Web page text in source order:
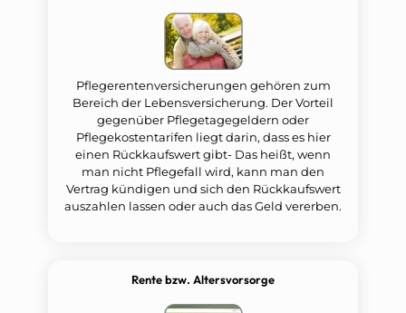
Pflegerentenversicherungen gehören zum
Bereich der Lebensversicherung. Der Vorteil
gegenüber Pflegetagegeldern oder
Pflegekostentarifen liegt darin, dass es hier
einen Rückkaufswert gibt- Das heißt, wenn
man nicht Pflegefall wird, kann man den
Vertrag kündigen und sich den Rückkaufswert
auszahlen lassen oder auch das Geld vererben.
Rente bzw. Altersvorsorge